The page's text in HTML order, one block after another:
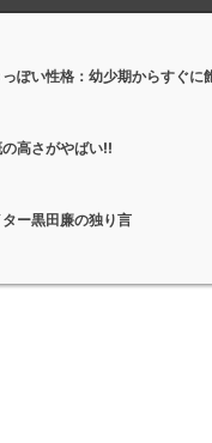
ぽい性格：幼少期からすぐに
高さがやばい!!
ー黒田廉の独り言